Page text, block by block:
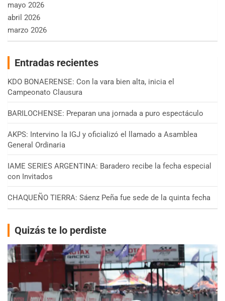
mayo 2026
abril 2026
marzo 2026
Entradas recientes
KDO BONAERENSE: Con la vara bien alta, inicia el
Campeonato Clausura
BARILOCHENSE: Preparan una jornada a puro espectáculo
AKPS: Intervino la IGJ y oficializó el llamado a Asamblea
General Ordinaria
IAME SERIES ARGENTINA: Baradero recibe la fecha especial
con Invitados
CHAQUEÑO TIERRA: Sáenz Peña fue sede de la quinta fecha
Quizás te lo perdiste